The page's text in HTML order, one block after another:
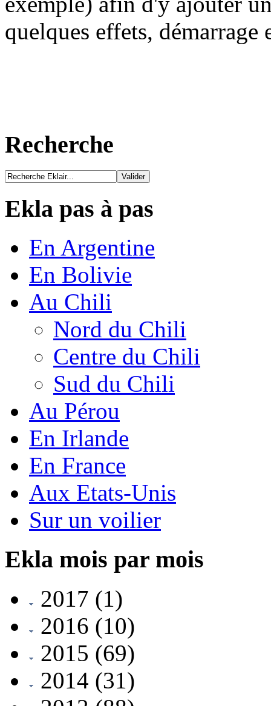
quelques effets,
Recherche
Ekla pas à pas
En Argentine
En Bolivie
Au Chili
Nord du Chili
Centre du Chili
Sud du Chili
Au Pérou
En Irlande
En France
Aux Etats-Unis
Sur un voilier
Ekla mois par mois
2017 (1)
2016 (10)
2015 (69)
2014 (31)